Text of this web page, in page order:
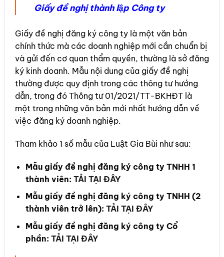
Giấy đề nghị thành lập Công ty
Giấy đề nghị đăng ký công ty là một văn bản
chính thức mà các doanh nghiệp mới cần chuẩn bị
và gửi đến cơ quan thẩm quyền, thường là sở đăng
ký kinh doanh. Mẫu nội dung của giấy đề nghị
thường được quy định trong các thông tư hướng
dẫn, trong đó Thông tư 01/2021/TT-BKHĐT là
một trong những văn bản mới nhất hướng dẫn về
việc đăng ký doanh nghiệp.
Tham khảo 1 số mẫu của Luật Gia Bùi như sau:
Mẫu giấy đề nghị đăng ký công ty TNHH 1
thành viên: TẢI TẠI ĐÂY
Mẫu giấy đề nghị đăng ký công ty TNHH (2
thành viên trở lên): TẢI TẠI ĐÂY
Mẫu giấy đề nghị đăng ký công ty Cổ
phần: TẢI TẠI ĐÂY